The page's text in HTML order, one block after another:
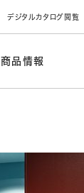
デジタルカタログ閲覧
商品情報